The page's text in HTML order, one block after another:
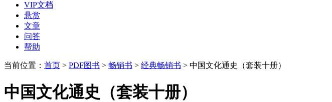
VIP文档
悬赏
文章
问答
帮助
当前位置： 首页 > PDF图书 > 畅销书 > 经典畅销书 > 中国文化通史（套装十册）
中国文化通史（套装十册）